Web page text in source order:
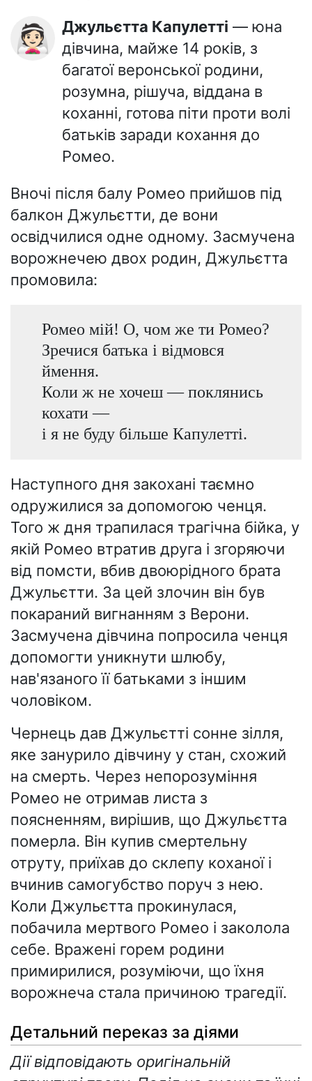
👰🏻 Джульєтта Капулетті — юна
дівчина, майже 14 років, з
багатої веронської родини,
розумна, рішуча, віддана в
коханні, готова піти проти волі
батьків заради кохання до
Ромео.
Вночі після балу Ромео прийшов під
балкон Джульєтти, де вони
освідчилися одне одному. Засмучена
ворожнечею двох родин, Джульєтта
промовила:
Ромео мій! О, чом же ти Ромео?
Зречися батька і відмовся
ймення.
Коли ж не хочеш — поклянись
кохати —
і я не буду більше Капулетті.
Наступного дня закохані таємно
одружилися за допомогою ченця.
Того ж дня трапилася трагічна бійка, у
якій Ромео втратив друга і згоряючи
від помсти, вбив двоюрідного брата
Джульєтти. За цей злочин він був
покараний вигнанням з Верони.
Засмучена дівчина попросила ченця
допомогти уникнути шлюбу,
нав'язаного її батьками з іншим
чоловіком.
Чернець дав Джульєтті сонне зілля,
яке занурило дівчину у стан, схожий
на смерть. Через непорозуміння
Ромео не отримав листа з
поясненням, вирішив, що Джульєтта
померла. Він купив смертельну
отруту, приїхав до склепу коханої і
вчинив самогубство поруч з нею.
Коли Джульєтта прокинулася,
побачила мертвого Ромео і заколола
себе. Вражені горем родини
примирилися, розуміючи, що їхня
ворожнеча стала причиною трагедії.
Детальний переказ за діями
Дії відповідають оригінальній